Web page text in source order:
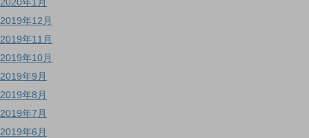
2019年12月
2019年11月
2019年10月
2019年9月
2019年8月
2019年7月
2019年6月